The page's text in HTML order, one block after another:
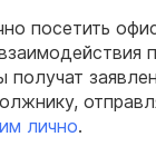
посетить
получат
лично.